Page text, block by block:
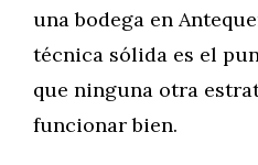
una bodega en
técnica sólida es el
que ninguna otra
funcionar bien.